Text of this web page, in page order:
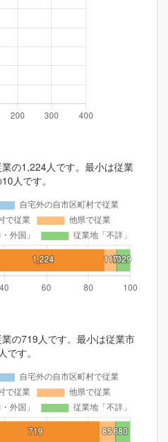
の1,224人です。最小は従業
人です。
の719人です。最小は従業市
す。